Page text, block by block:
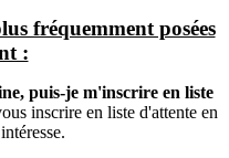
fréquemment posées
:
puis-je m'inscrire en liste
inscrire en liste d'attente en